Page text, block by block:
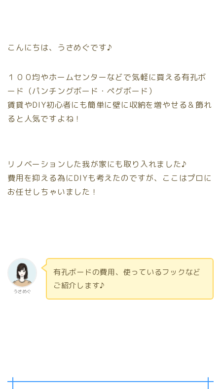
こんにちは、うさめぐです♪
１００均やホームセンターなどで気軽に買える有孔ボ
ード（パンチングボード・ペグボード）
賃貸やDIY初心者にも簡単に壁に収納を増やせる＆飾れ
ると人気ですよね！
リノベーションした我が家にも取り入れました♪
費用を抑える為にDIYも考えたのですが、ここはプロに
お任せしちゃいました！
うさめぐ
有孔ボードの費用、使っているフックなど
ご紹介します♪